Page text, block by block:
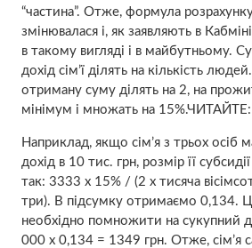
“частина”. Отже, формула
змінювалася і, як заявляють в
в такому вигляді і в майбутньому.
дохід сім’ї ділять на кількість
отриману суму ділять на 2, на
мінімум і множать на 15%.ЧИТАЙТЕ:
Наприклад, якщо сім’я з трьох осіб
дохід в 10 тис. грн, розмір її
так: 3333 х 15% / (2 х тисяча
три). В підсумку отримаємо 0,134.
необхідно помножити на сукупний
000 х 0,134 = 1349 грн. Отже, сім’я